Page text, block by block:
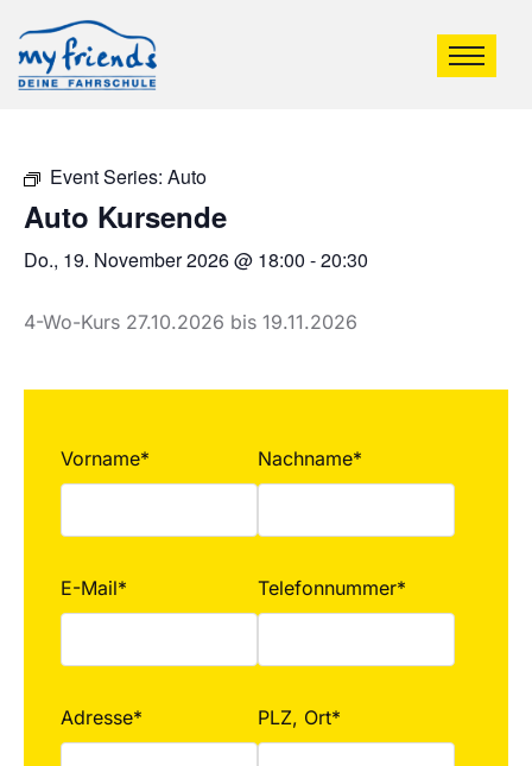
Event Series: Auto
Auto Kursende
Do., 19. November 2026 @ 18:00 -20:30
4-Wo-Kurs 27.10.2026 bis 19.11.2026
Vorname* Nachname*
E-Mail* Telefonnummer*
Adresse* PLZ, Ort*